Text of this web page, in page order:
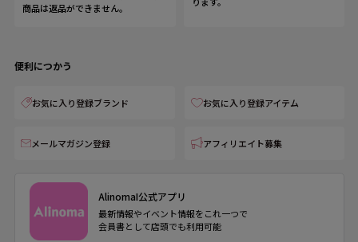
商品は返品ができません。
便利につかう
お気に入り登録ブランド お気に入り登録アイテム
メールマガジン登録 アフィリエイト募集
AlinomaI公式アプリ
最新情報やイベント情報をこれ一つで
会員書として店頭でも利用可能